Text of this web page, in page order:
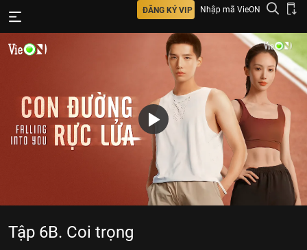
ĐĂNG KÝ VIP Nhập mã VieON
Tập 6B. Coi trọng